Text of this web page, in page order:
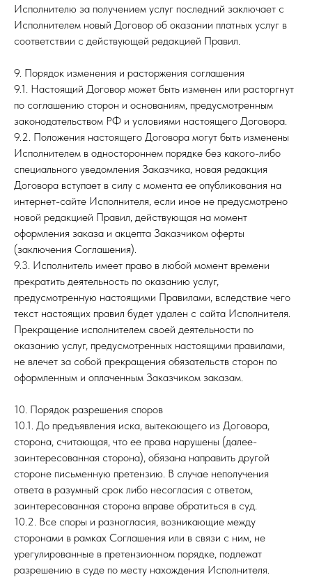
Исполнителю за получением услуг последний заключает с
Исполнителем новый Договор об оказании платных услуг в
соответствии с действующей редакцией Правил.
9. Порядок изменения и расторжения соглашения
9.1. Настоящий Договор может быть изменен или расторгнут
по соглашению сторон и основаниям, предусмотренным
законодательством РФ и условиями настоящего Договора.
9.2. Положения настоящего Договора могут быть изменены
Исполнителем в одностороннем порядке без какого-либо
специального уведомления Заказчика, новая редакция
Договора вступает в силу с момента ее опубликования на
интернет-сайте Исполнителя, если иное не предусмотрено
новой редакцией Правил, действующая на момент
оформления заказа и акцепта Заказчиком оферты
(заключения Соглашения).
9.3. Исполнитель имеет право в любой момент времени
прекратить деятельность по оказанию услуг,
предусмотренную настоящими Правилами, вследствие чего
текст настоящих правил будет удален с сайта Исполнителя.
Прекращение исполнителем своей деятельности по
оказанию услуг, предусмотренных настоящими правилами,
не влечет за собой прекращения обязательств сторон по
оформленным и оплаченным Заказчиком заказам.
10. Порядок разрешения споров
10.1. До предъявления иска, вытекающего из Договора,
сторона, считающая, что ее права нарушены (далее-
заинтересованная сторона), обязана направить другой
стороне письменную претензию. В случае неполучения
ответа в разумный срок либо несогласия с ответом,
заинтересованная сторона вправе обратиться в суд.
10.2. Все споры и разногласия, возникающие между
сторонами в рамках Соглашения или в связи с ним, не
урегулированные в претензионном порядке, подлежат
разрешению в суде по месту нахождения Исполнителя.